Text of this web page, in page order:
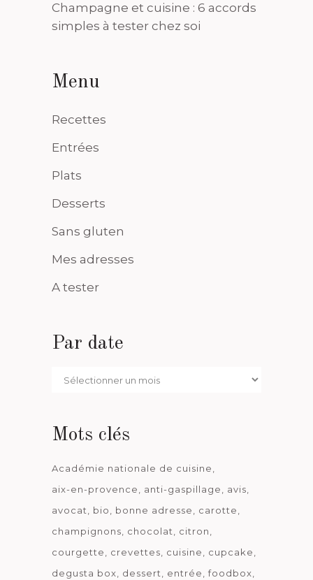
Champagne et cuisine : 6 accords
simples à tester chez soi
Menu
Recettes
Entrées
Plats
Desserts
Sans gluten
Mes adresses
A tester
Par date
Par
Mots clés
Académie nationale de cuisine
aix-en-provence
anti-gaspillage
avis
avocat
bio bonne adresse
carotte
champignons
chocolat
citron
courgette
crevettes cuisine
cupcake
degusta box
dessert entrée
foodbox